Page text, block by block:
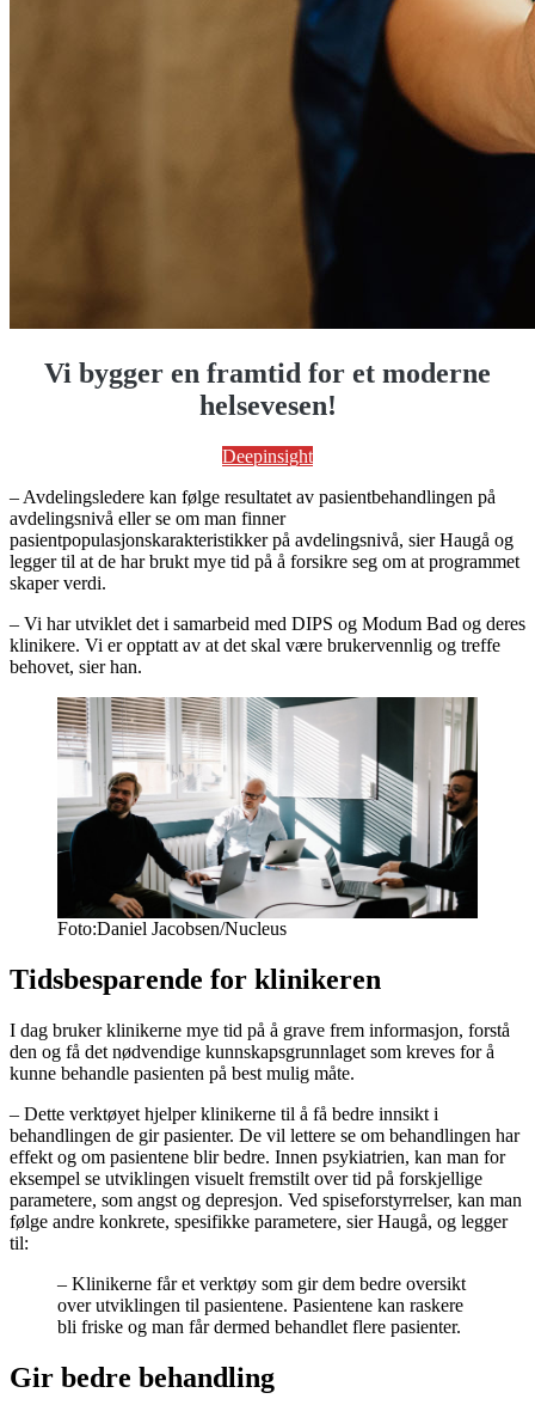
Vi bygger en framtid for et moderne
helsevesen!
Deepinsight
– Avdelingsledere kan følge resultatet av pasientbehandlingen på
avdelingsnivå eller se om man finner
pasientpopulasjonskarakteristikker på avdelingsnivå, sier Haugå og
legger til at de har brukt mye tid på å forsikre seg om at programmet
skaper verdi.
– Vi har utviklet det i samarbeid med DIPS og Modum Bad og deres
klinikere. Vi er opptatt av at det skal være brukervennlig og treffe
behovet, sier han.
Foto:Daniel Jacobsen/Nucleus
Tidsbesparende for klinikeren
I dag bruker klinikerne mye tid på å grave frem informasjon, forstå
den og få det nødvendige kunnskapsgrunnlaget som kreves for å
kunne behandle pasienten på best mulig måte.
– Dette verktøyet hjelper klinikerne til å få bedre innsikt i
behandlingen de gir pasienter. De vil lettere se om behandlingen har
effekt og om pasientene blir bedre. Innen psykiatrien, kan man for
eksempel se utviklingen visuelt fremstilt over tid på forskjellige
parametere, som angst og depresjon. Ved spiseforstyrrelser, kan man
følge andre konkrete, spesifikke parametere, sier Haugå, og legger
til:
– Klinikerne får et verktøy som gir dem bedre oversikt
over utviklingen til pasientene. Pasientene kan raskere
bli friske og man får dermed behandlet flere pasienter.
Gir bedre behandling